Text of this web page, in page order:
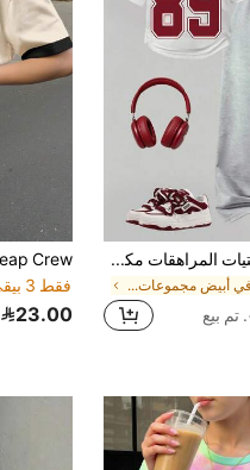
طقم كاجوال للفتيات المراهقات مكون من تي شيرت بياقة على شكل حرف V وأكمام قصيرة مطبوع عليه حروف وبنطال واسع الساق، للعودة إلى المدرسة
في أبيض مجموعات الفتيات المراهقات
فقط 3 بيقي
23.00